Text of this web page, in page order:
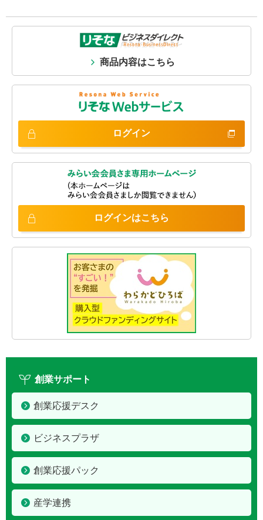
商品内容はこちら
ログイン
ログインはこちら
創業サポート
創業応援デスク
ビジネスプラザ
創業応援パック
産学連携